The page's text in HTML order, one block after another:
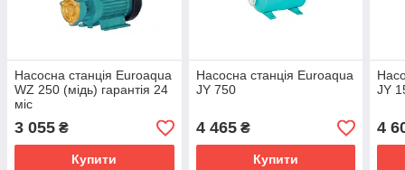
Насосна станція Euroaqua
WZ 250 (мідь) гарантія 24
міс
3 055 ₴
Купити
Насосна станція Euroaqua
JY 750
4 465₴
Купити
JY
4